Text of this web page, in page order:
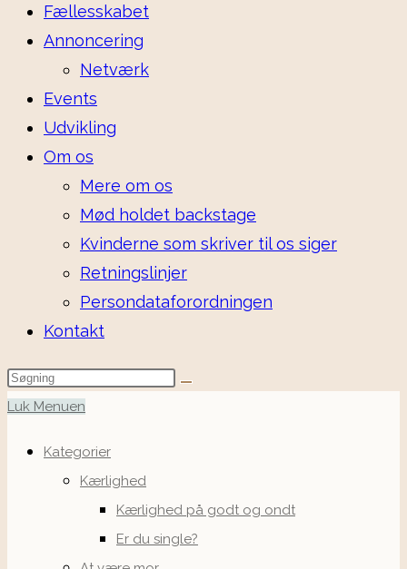
Fællesskabet
Annoncering
Netværk
Events
Udvikling
Om os
Mere om os
Mød holdet backstage
Kvinderne som skriver til os siger
Retningslinjer
Persondataforordningen
Kontakt
Luk Menuen
Kategorier
Kærlighed
Kærlighed på godt og ondt
Er du single?